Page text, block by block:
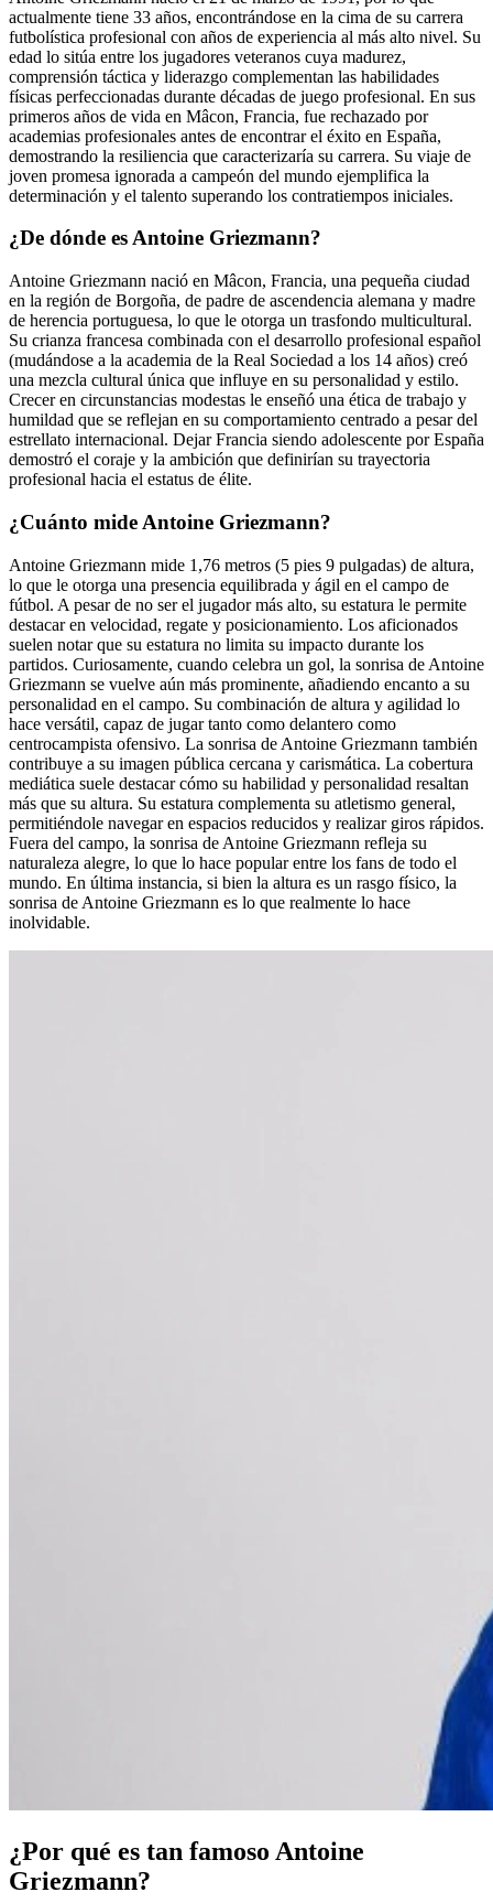
actualmente tiene 33 años, encontrándose en la cima de su carrera
futbolística profesional con años de experiencia al más alto nivel. Su
edad lo sitúa entre los jugadores veteranos cuya madurez,
comprensión táctica y liderazgo complementan las habilidades
físicas perfeccionadas durante décadas de juego profesional. En sus
primeros años de vida en Mâcon, Francia, fue rechazado por
academias profesionales antes de encontrar el éxito en España,
demostrando la resiliencia que caracterizaría su carrera. Su viaje de
joven promesa ignorada a campeón del mundo ejemplifica la
determinación y el talento superando los contratiempos iniciales.
¿De dónde es Antoine Griezmann?
Antoine Griezmann nació en Mâcon, Francia, una pequeña ciudad
en la región de Borgoña, de padre de ascendencia alemana y madre
de herencia portuguesa, lo que le otorga un trasfondo multicultural.
Su crianza francesa combinada con el desarrollo profesional español
(mudándose a la academia de la Real Sociedad a los 14 años) creó
una mezcla cultural única que influye en su personalidad y estilo.
Crecer en circunstancias modestas le enseñó una ética de trabajo y
humildad que se reflejan en su comportamiento centrado a pesar del
estrellato internacional. Dejar Francia siendo adolescente por España
demostró el coraje y la ambición que definirían su trayectoria
profesional hacia el estatus de élite.
¿Cuánto mide Antoine Griezmann?
Antoine Griezmann mide 1,76 metros (5 pies 9 pulgadas) de altura,
lo que le otorga una presencia equilibrada y ágil en el campo de
fútbol. A pesar de no ser el jugador más alto, su estatura le permite
destacar en velocidad, regate y posicionamiento. Los aficionados
suelen notar que su estatura no limita su impacto durante los
partidos. Curiosamente, cuando celebra un gol, la sonrisa de Antoine
Griezmann se vuelve aún más prominente, añadiendo encanto a su
personalidad en el campo. Su combinación de altura y agilidad lo
hace versátil, capaz de jugar tanto como delantero como
centrocampista ofensivo. La sonrisa de Antoine Griezmann también
contribuye a su imagen pública cercana y carismática. La cobertura
mediática suele destacar cómo su habilidad y personalidad resaltan
más que su altura. Su estatura complementa su atletismo general,
permitiéndole navegar en espacios reducidos y realizar giros rápidos.
Fuera del campo, la sonrisa de Antoine Griezmann refleja su
naturaleza alegre, lo que lo hace popular entre los fans de todo el
mundo. En última instancia, si bien la altura es un rasgo físico, la
sonrisa de Antoine Griezmann es lo que realmente lo hace
inolvidable.
¿Por qué es tan famoso Antoine
Griezmann?